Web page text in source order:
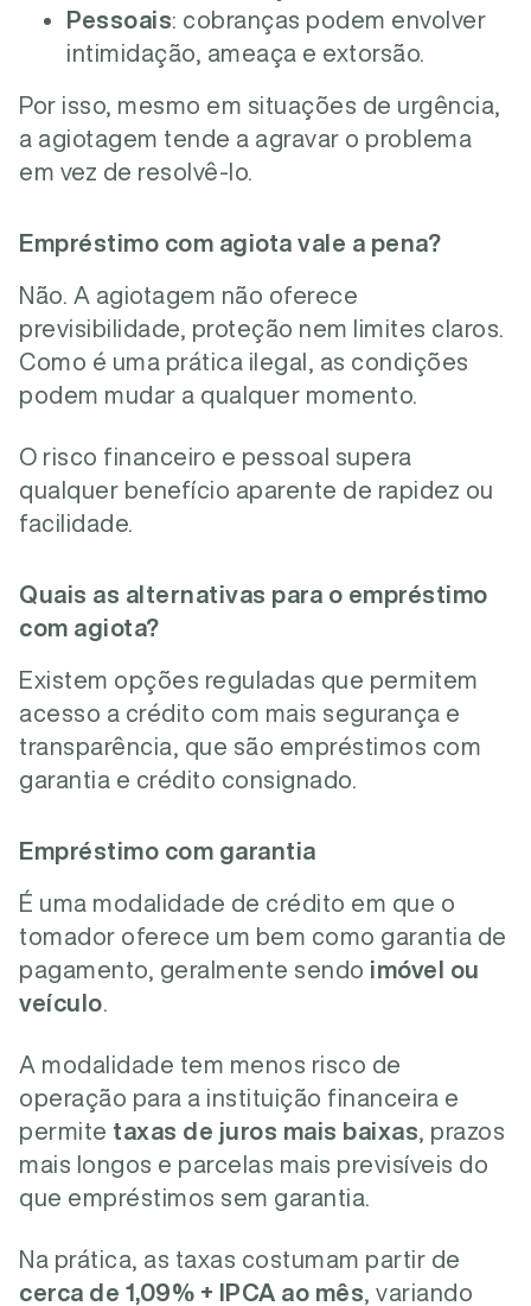
Pessoais: cobranças podem envolver
intimidação, ameaça e extorsão.
Por isso, mesmo em situações de urgência,
a agiotagem tende a agravar o problema
em vez de resolvê-lo.
Empréstimo com agiota vale a pena?
Não. A agiotagem não oferece
previsibilidade, proteção nem limites claros.
Como é uma prática ilegal, as condições
podem mudar a qualquer momento.
O risco financeiro e pessoal supera
qualquer benefício aparente de rapidez ou
facilidade.
Quais as alternativas para o empréstimo
com agiota?
Existem opções reguladas que permitem
acesso a crédito com mais segurança e
transparência, que são empréstimos com
garantia e crédito consignado.
Empréstimo com garantia
É uma modalidade de crédito em que o
tomador oferece um bem como garantia de
pagamento, geralmente sendo imóvel ou
veículo
A modalidade tem menos risco de
operação para a instituição financeira e
permite taxas de juros mais baixas , prazos
mais longos e parcelas mais previsíveis do
que empréstimos sem garantia.
Na prática, as taxas costumam partir de
cerca de 1,09% + IPCA ao mês , variando